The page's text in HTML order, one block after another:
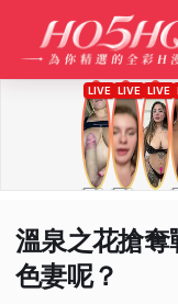
溫泉之花搶
色妻呢？